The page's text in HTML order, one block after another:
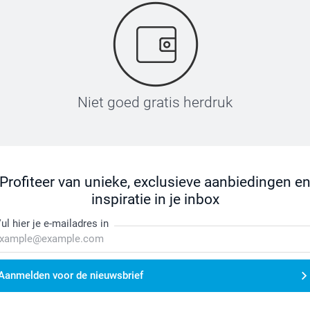
Niet goed gratis herdruk
Profiteer van unieke, exclusieve aanbiedingen en
inspiratie in je inbox
hier je e-mailadres in
voor de nieuwsbrief